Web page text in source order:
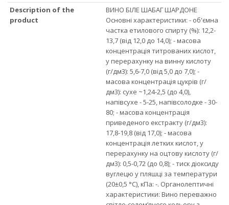
Description of the
product
ВИНО БІЛЕ ШАБАГ ШАРДОНЕ
Основні характеристики: - об'ємна
частка етилового спирту (%): 12,2-
13,7 (від 12,0 до 14,0); - масова
концентрація титрованих кислот,
у перерахунку на винну кислоту
(г/дм3): 5,6-7,0 (від 5,0 до 7,0); -
масова концентрація цукрів (г/
дм3): сухе ~1,24-2,5 (до 4,0),
напівсухе - 5-25, напівсолодке - 30-
80; - масова концентрація
приведеного екстракту (г/дм3):
17,8-19,8 (від 17,0); - масова
концентрація летких кислот, у
перерахунку на оцтову кислоту (г/
дм3): 0,5-0,72 (до 0,8); - тиск діоксиду
вуглецю у пляшці за температури
(20±0,5 °С), кПа: -. Органолептичні
характеристики: Вино переважно